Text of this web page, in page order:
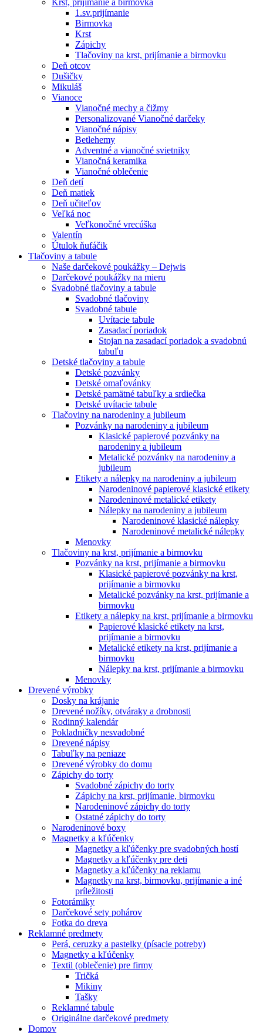
Krst, prijímanie a birmovka
1.sv.prijímanie
Birmovka
Krst
Zápichy
Tlačoviny na krst, prijímanie a birmovku
Deň otcov
Dušičky
Mikuláš
Vianoce
Vianočné mechy a čižmy
Personalizované Vianočné darčeky
Vianočné nápisy
Betlehemy
Adventné a vianočné svietniky
Vianočná keramika
Vianočné oblečenie
Deň detí
Deň matiek
Deň učiteľov
Veľká noc
Veľkonočné vrecúška
Valentín
Útulok ňufáčik
Tlačoviny a tabule
Naše darčekové poukážky – Dejwis
Darčekové poukážky na mieru
Svadobné tlačoviny a tabule
Svadobné tlačoviny
Svadobné tabule
Uvítacie tabule
Zasadací poriadok
Stojan na zasadací poriadok a svadobnú
tabuľu
Detské tlačoviny a tabule
Detské pozvánky
Detské omaľovánky
Detské pamätné tabuľky a srdiečka
Detské uvítacie tabule
Tlačoviny na narodeniny a jubileum
Pozvánky na narodeniny a jubileum
Klasické papierové pozvánky na
narodeniny a jubileum
Metalické pozvánky na narodeniny a
jubileum
Etikety a nálepky na narodeniny a jubileum
Narodeninové papierové klasické etikety
Narodeninové metalické etikety
Nálepky na narodeniny a jubileum
Narodeninové klasické nálepky
Narodeninové metalické nálepky
Menovky
Tlačoviny na krst, prijímanie a birmovku
Pozvánky na krst, prijímanie a birmovku
Klasické papierové pozvánky na krst,
prijímanie a birmovku
Metalické pozvánky na krst, prijímanie a
birmovku
Etikety a nálepky na krst, prijímanie a birmovku
Papierové klasické etikety na krst,
prijímanie a birmovku
Metalické etikety na krst, prijímanie a
birmovku
Nálepky na krst, prijímanie a birmovku
Menovky
Drevené výrobky
Dosky na krájanie
Drevené nožíky, otváraky a drobnosti
Rodinný kalendár
Pokladničky nesvadobné
Drevené nápisy
Tabuľky na peniaze
Drevené výrobky do domu
Zápichy do torty
Svadobné zápichy do torty
Zápichy na krst, prijímanie, birmovku
Narodeninové zápichy do torty
Ostatné zápichy do torty
Narodeninové boxy
Magnetky a kľúčenky
Magnetky a kľúčenky pre svadobných hostí
Magnetky a kľúčenky pre deti
Magnetky a kľúčenky na reklamu
Magnetky na krst, birmovku, prijímanie a iné
príležitosti
Fotorámiky
Darčekové sety pohárov
Fotka do dreva
Reklamné predmety
Perá, ceruzky a pastelky (písacie potreby)
Magnetky a kľúčenky
Textil (oblečenie) pre firmy
Tričká
Mikiny
Tašky
Reklamné tabule
Originálne darčekové predmety
Domov